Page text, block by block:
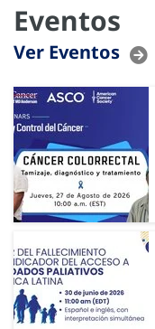
Eventos
Ver Eventos